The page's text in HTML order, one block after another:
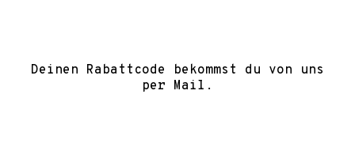
Deinen Rabattcode bekommst du von uns
per Mail.